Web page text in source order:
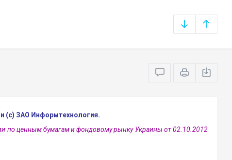
(с) ЗАО Информтехнология.
по ценным бумагам и фондовому рынку Украины от 02.10.2012